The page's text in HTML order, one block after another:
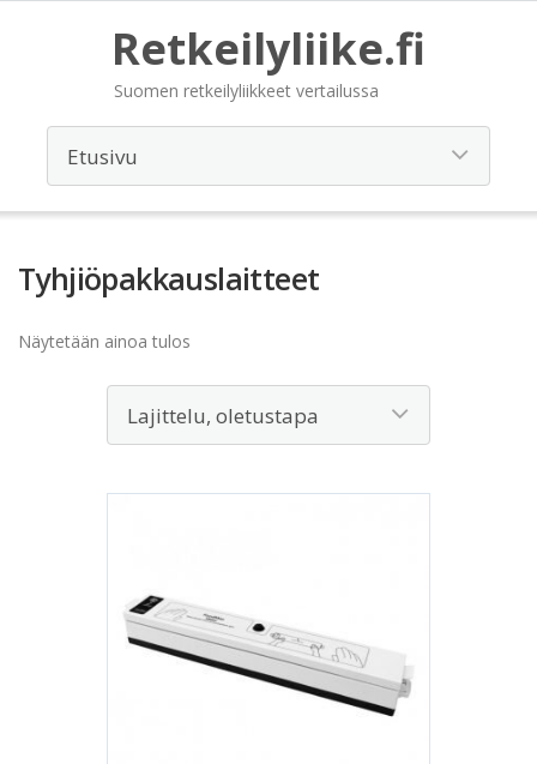
Retkeilyliike.fi
Suomen retkeilyliikkeet vertailussa
Tyhjiöpakkauslaitteet
Näytetään ainoa tulos